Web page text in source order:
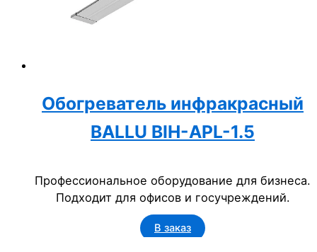
Обогреватель инфракрасный
BALLU BIH-APL-1.5
Профессиональное оборудование для бизнеса.
Подходит для офисов и госучреждений.
В заказ